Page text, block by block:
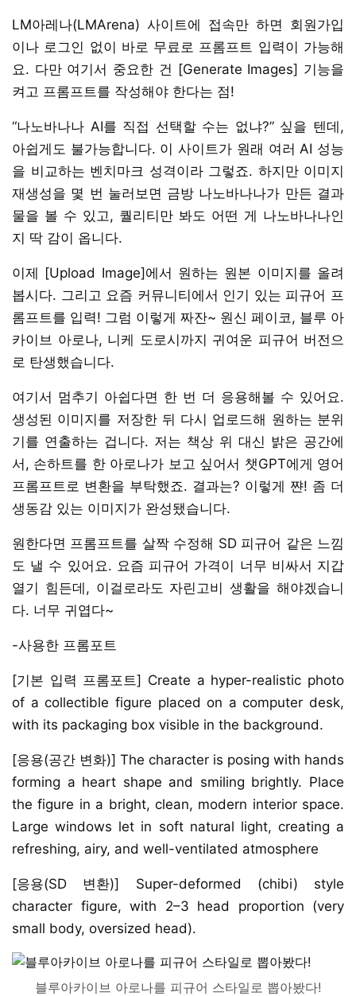
LM아레나(LMArena) 사이트에 접속만 하면 회원가입
이나 로그인 없이 바로 무료로 프롬프트 입력이 가능해
요. 다만 여기서 중요한 건 [Generate Images] 기능을
켜고 프롬프트를 작성해야 한다는 점!
“나노바나나 AI를 직접 선택할 수는 없냐?” 싶을 텐데,
아쉽게도 불가능합니다. 이 사이트가 원래 여러 AI 성능
을 비교하는 벤치마크 성격이라 그렇죠. 하지만 이미지
재생성을 몇 번 눌러보면 금방 나노바나나가 만든 결과
물을 볼 수 있고, 퀄리티만 봐도 어떤 게 나노바나나인
지 딱 감이 옵니다.
이제 [Upload Image]에서 원하는 원본 이미지를 올려
봅시다. 그리고 요즘 커뮤니티에서 인기 있는 피규어 프
롬프트를 입력! 그럼 이렇게 짜잔~ 원신 페이코, 블루 아
카이브 아로나, 니케 도로시까지 귀여운 피규어 버전으
로 탄생했습니다.
여기서 멈추기 아쉽다면 한 번 더 응용해볼 수 있어요.
생성된 이미지를 저장한 뒤 다시 업로드해 원하는 분위
기를 연출하는 겁니다. 저는 책상 위 대신 밝은 공간에
서, 손하트를 한 아로나가 보고 싶어서 챗GPT에게 영어
프롬프트로 변환을 부탁했죠. 결과는? 이렇게 쨘! 좀 더
생동감 있는 이미지가 완성됐습니다.
원한다면 프롬프트를 살짝 수정해 SD 피규어 같은 느낌
도 낼 수 있어요. 요즘 피규어 가격이 너무 비싸서 지갑
열기 힘든데, 이걸로라도 자린고비 생활을 해야겠습니
다. 너무 귀엽다~
-사용한 프롬포트
[기본 입력 프롬포트] Create a hyper-realistic photo
of a collectible figure placed on a computer desk,
with its packaging box visible in the background.
[응용(공간 변화)] The character is posing with hands
forming a heart shape and smiling brightly. Place
the figure in a bright, clean, modern interior space.
Large windows let in soft natural light, creating a
refreshing, airy, and well-ventilated atmosphere
[응용(SD 변환)] Super-deformed (chibi) style
character figure, with 2–3 head proportion (very
small body, oversized head).
블루아카이브 아로나를 피규어 스타일로 뽑아봤다!